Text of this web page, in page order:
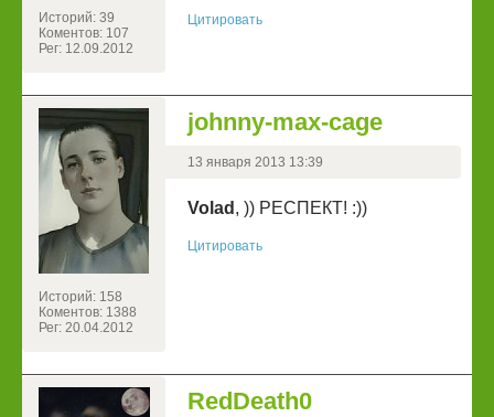
Историй: 39
Коментов: 107
Рег: 12.09.2012
Цитировать
Историй: 158
Коментов: 1388
Рег: 20.04.2012
johnny-max-cage
13 января 2013 13:39
Volad , )) РЕСПЕКТ! :))
Цитировать
RedDeath0